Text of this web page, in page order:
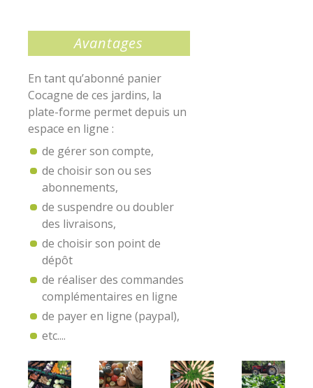
Avantages
En tant qu’abonné panier
Cocagne de ces jardins, la
plate-forme permet depuis un
espace en ligne :
de gérer son compte,
de choisir son ou ses
abonnements,
de suspendre ou doubler
des livraisons,
de choisir son point de
dépôt
de réaliser des commandes
complémentaires en ligne
de payer en ligne (paypal),
etc....